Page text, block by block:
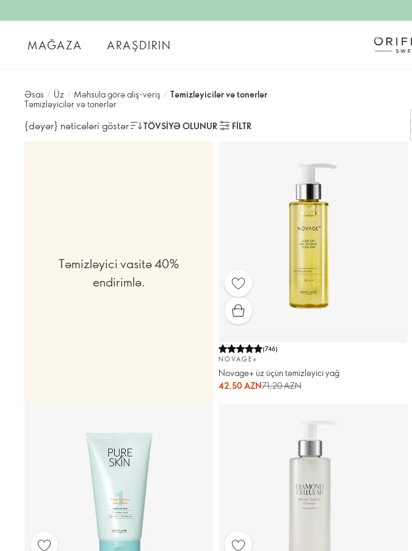
MAĞAZA ARAŞDIRIN
Əsas / Üz / Məhsula görə alış-veriş / Təmizləyicilər və tonerlər
Təmizləyicilər və tonerlər
{dəyər} nəticələri göstər TÖVSIYƏ OLUNUR FILTR
Təmizləyici vasitə 40%
endirimlə.
(746)
NOVAGE+
Novage+ üz üçün təmizləyici yağ
42,50 AZN71,20 AZN